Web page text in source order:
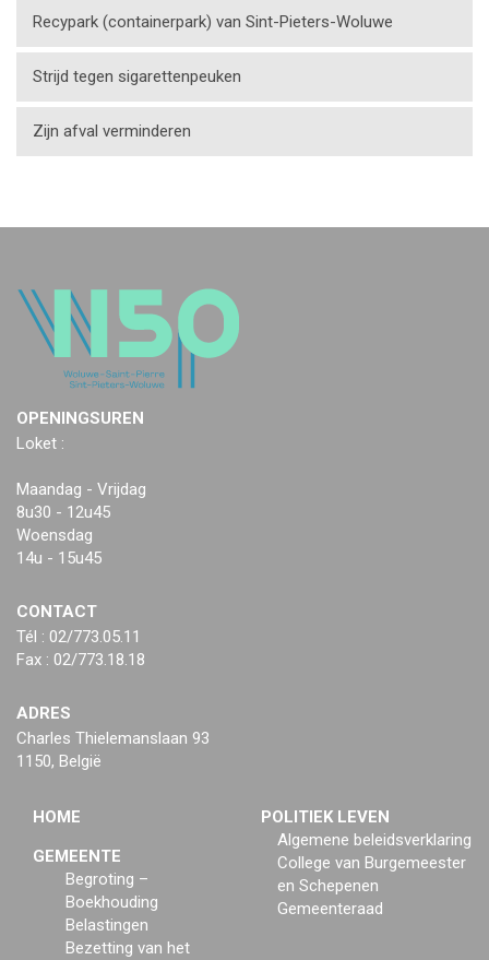
Recypark (containerpark) van Sint-Pieters-Woluwe
Strijd tegen sigarettenpeuken
Zijn afval verminderen
OPENINGSUREN
Loket :
Maandag - Vrijdag
8u30 - 12u45
Woensdag
14u - 15u45
CONTACT
Tél : 02/773.05.11
Fax : 02/773.18.18
ADRES
Charles Thielemanslaan 93
1150, België
HOME
GEMEENTE
Begroting –
Boekhouding
Belastingen
Bezetting van het
POLITIEK LEVEN
Algemene beleidsverklaring
College van Burgemeester
en Schepenen
Gemeenteraad